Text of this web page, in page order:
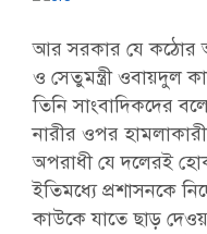
আর সরকার যে কঠোর
ও সেতুমন্ত্রী ওবায়দুল
তিনি সাংবাদিকদের
নারীর ওপর
অপরাধী যে দলেরই
ইতিমধ্যে প্রশাসনকে
কাউকে যাতে ছাড়